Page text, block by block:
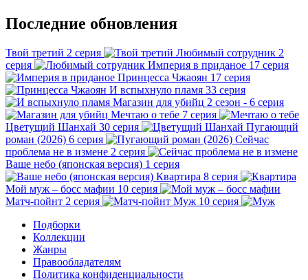
Последние обновления
Твой третий 2 серия Любимый сотрудник 2
серия
Империя в приданое 17 серия
Принцесса Чжаоян 17 серия
И вспыхнуло пламя 33 серия
Магазин для убийц 2 сезон - 6 серия
Мечтаю о тебе 7 серия
Цветущий Шанхай 30 серия
Пугающий
роман (2026) 6 серия
Сейчас
проблема не в измене 2 серия
Ваше небо (японская версия) 1 серия
Квартира 8 серия
Мой муж – босс мафии 10 серия
Матч-пойнт 2 серия Муж 10 серия
Подборки
Коллекции
Жанры
Правообладателям
Политика конфиденциальности